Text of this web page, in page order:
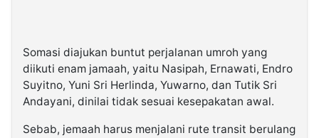
Somasi diajukan buntut perjalanan umroh yang
diikuti enam jamaah, yaitu Nasipah, Ernawati, Endro
Suyitno, Yuni Sri Herlinda, Yuwarno, dan Tutik Sri
Andayani, dinilai tidak sesuai kesepakatan awal.
Sebab, jemaah harus menjalani rute transit berulang